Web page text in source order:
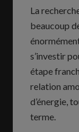
La
beaucoup
s’investir
étape
relation
d’énergie,
terme.